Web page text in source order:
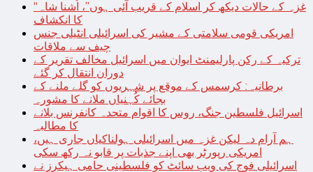
“غزہ کے حالات دیکھ کر اسلام کے قریب آئی ہوں”، اُشنا شاہ
کا انکشاف
امریکی قومی سلامتی کے مشیر کی اسرائیلی انٹیلی جنس
چیف سے ملاقات
ترکیہ کے رکن پارلیمنٹ ایوان میں اسرائیل مخالف تقریر کے
دوران انتقال کر گئے
برطانیہ: کرسمس کے موقع پر شہریوں کو گلے ملنے کے
بجائے کُہنیاں ملانے کا مشورہ
اسرائیل فلسطین جنگ، روس کا اقوام متحدہ کانفرنس بلانے
کا مطالبہ
ہم آرام دہ لیکن غزہ میں اسرائیلی ہولناکیاں جاری ہیں،
امریکی رپورٹر بھی اپنے جذبات پر قابو نہ رکھ سکی
اسرائیلی فوج کی ویب سائٹ کو فلسطینی حامی ہیکرز نے